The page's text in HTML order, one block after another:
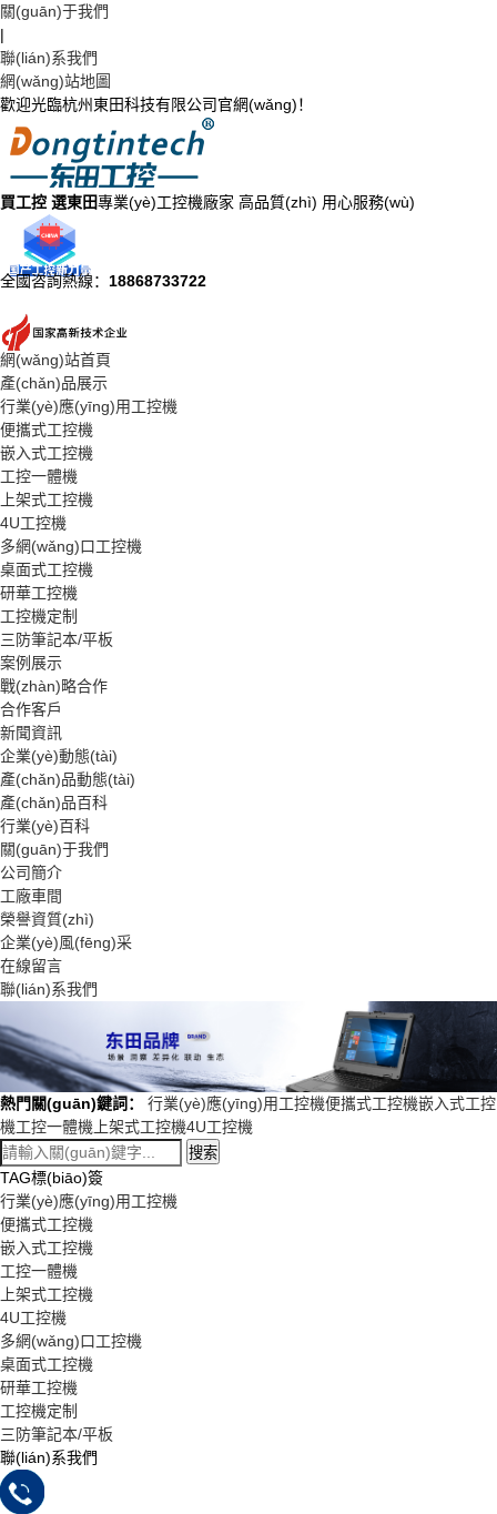
關(guān)于我們
|
聯(lián)系我們
網(wǎng)站地圖
歡迎光臨杭州東田科技有限公司官網(wǎng)！
買工控 選東田專業(yè)工控機廠家 高品質(zhì) 用心服務(wù)
全國咨詢熱線： 18868733722
網(wǎng)站首頁
產(chǎn)品展示
行業(yè)應(yīng)用工控機
便攜式工控機
嵌入式工控機
工控一體機
上架式工控機
4U工控機
多網(wǎng)口工控機
桌面式工控機
研華工控機
工控機定制
三防筆記本/平板
案例展示
戰(zhàn)略合作
合作客戶
新聞資訊
企業(yè)動態(tài)
產(chǎn)品動態(tài)
產(chǎn)品百科
行業(yè)百科
關(guān)于我們
公司簡介
工廠車間
榮譽資質(zhì)
企業(yè)風(fēng)采
在線留言
聯(lián)系我們
熱門關(guān)鍵詞： 行業(yè)應(yīng)用工控機便攜式工控機嵌入式工控
機工控一體機 上架式工控機4U工控機
搜索
TAG標(biāo)簽
行業(yè)應(yīng)用工控機
便攜式工控機
嵌入式工控機
工控一體機
上架式工控機
4U工控機
多網(wǎng)口工控機
桌面式工控機
研華工控機
工控機定制
三防筆記本/平板
聯(lián)系我們